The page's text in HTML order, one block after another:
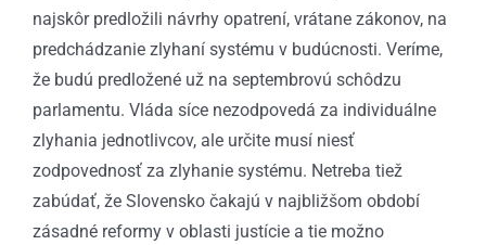
najskôr predložili návrhy opatrení, vrátane zákonov, na
predchádzanie zlyhaní systému v budúcnosti. Veríme,
že budú predložené už na septembrovú schôdzu
parlamentu. Vláda síce nezodpovedá za individuálne
zlyhania jednotlivcov, ale určite musí niesť
zodpovednosť za zlyhanie systému. Netreba tiež
zabúdať, že Slovensko čakajú v najbližšom období
zásadné reformy v oblasti justície a tie možno